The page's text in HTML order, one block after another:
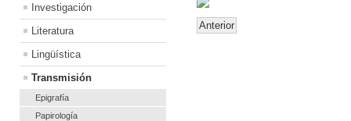
Investigación
Literatura
Lingüística
Transmisión
Epigrafía
Papirología
Anterior